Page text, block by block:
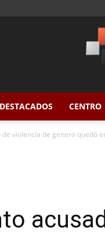
DESTACADOS CENTRO
violencia de genero quedó